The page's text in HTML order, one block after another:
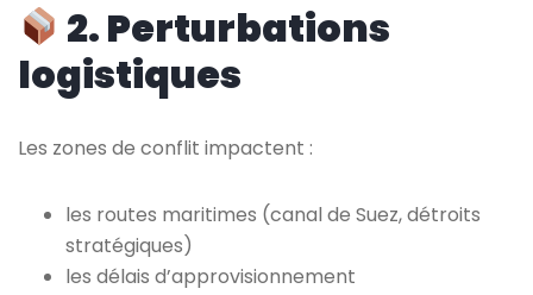
2. Perturbations
logistiques
Les zones de conflit impactent :
les routes maritimes (canal de Suez, détroits
stratégiques)
les délais d’approvisionnement